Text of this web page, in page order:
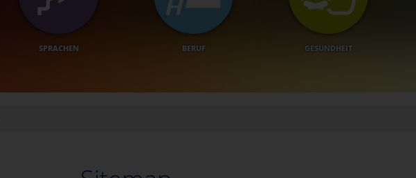
SPRACHEN BERUF GESUNDHEIT